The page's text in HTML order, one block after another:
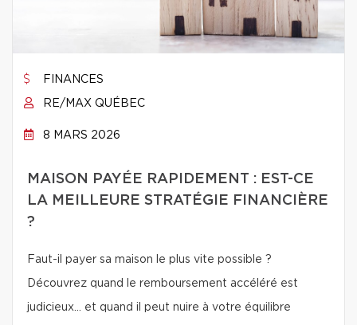
FINANCES
RE/MAX QUÉBEC
8 MARS 2026
MAISON PAYÉE RAPIDEMENT : EST-CE
LA MEILLEURE STRATÉGIE FINANCIÈRE
?
Faut-il payer sa maison le plus vite possible ?
Découvrez quand le remboursement accéléré est
judicieux… et quand il peut nuire à votre équilibre